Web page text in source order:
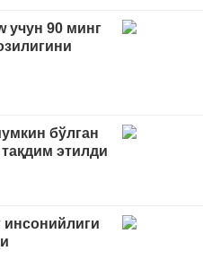
учун 90 минг
бўлган
этилди
инсонийлиги